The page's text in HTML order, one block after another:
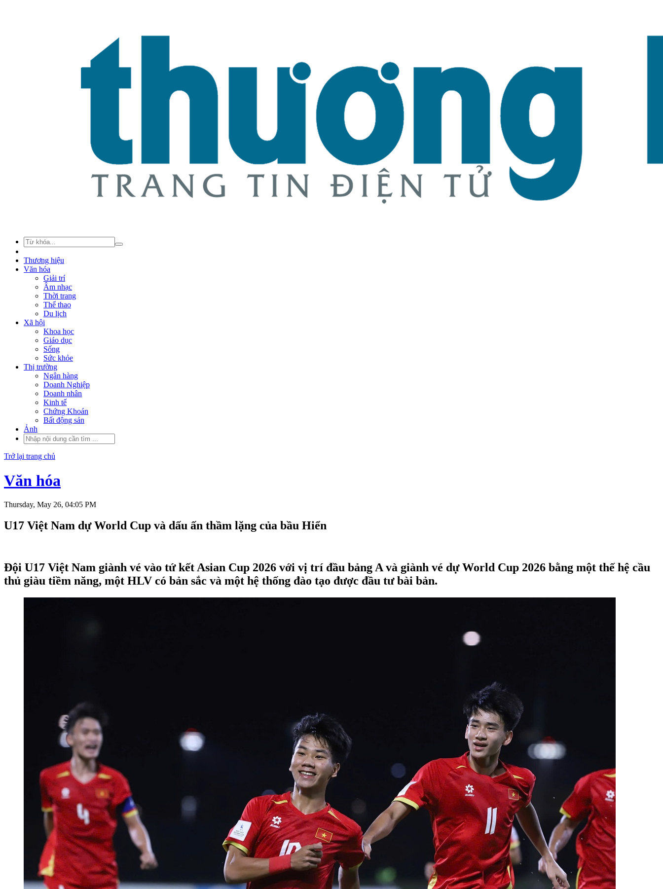
Thương hiệu
Văn hóa
Giải trí
Âm nhạc
Thời trang
Thể thao
Du lịch
Xã hội
Khoa học
Giáo dục
Sống
Sức khỏe
Thị trường
Ngân hàng
Doanh Nghiệp
Doanh nhân
Kinh tế
Chứng Khoán
Bất động sản
Ảnh
Trở lại trang chủ
Văn hóa
Thursday, May 26, 04:05 PM
U17 Việt Nam dự World Cup và dấu ấn thầm lặng của bầu Hiển
Đội U17 Việt Nam giành vé vào tứ kết Asian Cup 2026 với vị trí đầu bảng A và giành vé dự World Cup 2026 bằng một thế hệ cầu
thủ giàu tiềm năng, một HLV có bản sắc và một hệ thống đào tạo được đầu tư bài bản.